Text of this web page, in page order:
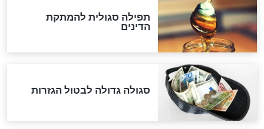
"מודה לקב"ה על כל השנים"
לכל המאמרים